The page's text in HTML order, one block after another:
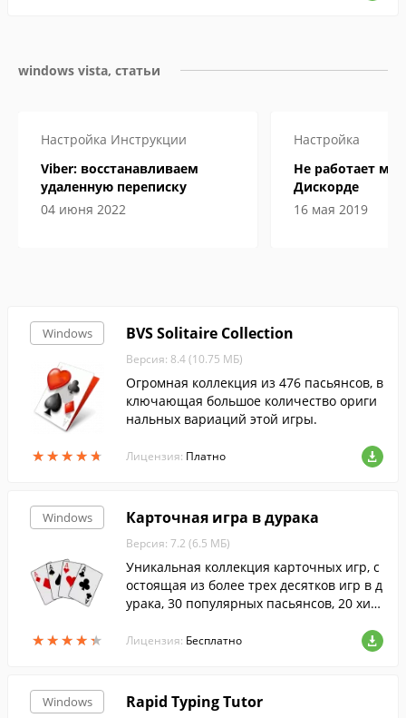
windows vista, статьи
Настройка Инструкции
Viber: восстанавливаем
удаленную переписку
04 июня 2022
Настройка
Не работает
Дискорде
16 мая 2019
Windows
★★★★★
★★★★★
BVS Solitaire Collection
Версия: 8.4 (10.75 МБ)
Огромная коллекция из 476 пасьянсов, в
ключающая большое количество ориги
нальных вариаций этой игры.
Лицензия: Платно
Windows
★★★★★
★★★★★
Карточная игра в дурака
Версия: 7.2 (6.5 МБ)
Уникальная коллекция карточных игр, с
остоящая из более трех десятков игр в д
урака, 30 популярных пасьянсов, 20 хит
ртах игр....
Лицензия: Бесплатно
Windows Rapid Typing Tutor